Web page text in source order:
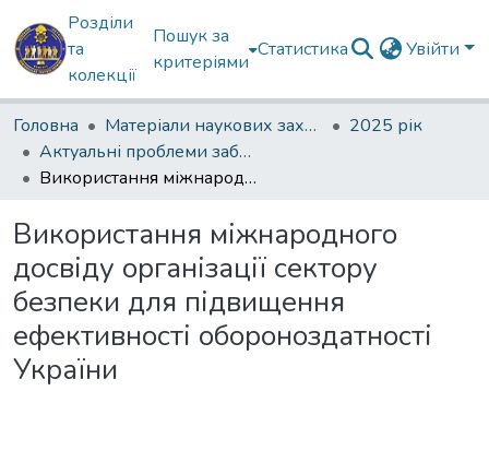
Розділи
та
колекції
Пошук за
критеріями
Статистика Увійти
Головна Матеріали наукових заходів
2025 рік
Актуальні проблеми забезпечення державної безпеки
Використання міжнародного досвіду організації сектору безпеки для підвищення ефективності обороноздатності України
Використання міжнародного
досвіду організації сектору
безпеки для підвищення
ефективності обороноздатності
України